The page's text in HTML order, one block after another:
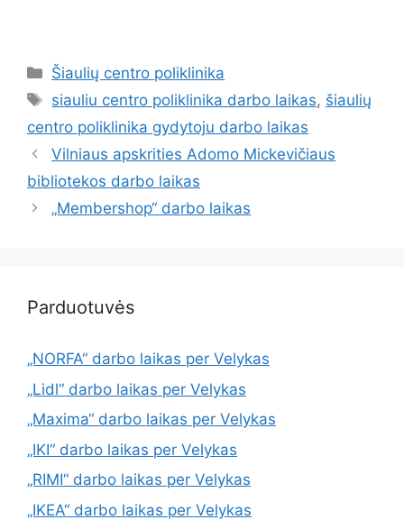
Šiaulių centro poliklinika
siauliu centro poliklinika darbo laikas, šiaulių
centro poliklinika gydytoju darbo laikas
Vilniaus apskrities Adomo Mickevičiaus
bibliotekos darbo laikas
„Membershop“ darbo laikas
Parduotuvės
„NORFA“ darbo laikas per Velykas
„Lidl“ darbo laikas per Velykas
„Maxima“ darbo laikas per Velykas
„IKI“ darbo laikas per Velykas
„RIMI“ darbo laikas per Velykas
„IKEA“ darbo laikas per Velykas